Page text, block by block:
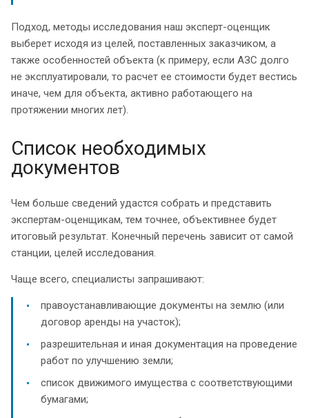
Подход, методы исследования наш эксперт-оценщик
выберет исходя из целей, поставленных заказчиком, а
также особенностей объекта (к примеру, если АЗС долго
не эксплуатировали, то расчет ее стоимости будет вестись
иначе, чем для объекта, активно работающего на
протяжении многих лет).
Список необходимых
документов
Чем больше сведений удастся собрать и представить
экспертам-оценщикам, тем точнее, объективнее будет
итоговый результат. Конечный перечень зависит от самой
станции, целей исследования.
Чаще всего, специалисты запрашивают:
правоустанавливающие документы на землю (или
договор аренды на участок);
разрешительная и иная документация на проведение
работ по улучшению земли;
список движимого имущества с соответствующими
бумагами;